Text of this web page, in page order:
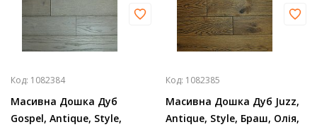
Код: 1082384
Масивна Дошка Дуб
Gospel, Antique, Style,
Код: 1082385
Масивна Дошка Дуб Juzz,
Antique, Style, Браш, Олія,